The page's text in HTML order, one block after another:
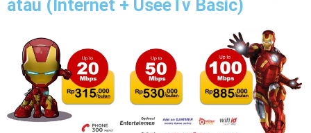
atau (Internet + UseeTv Basic)